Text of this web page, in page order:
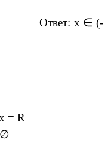
х ∈ (-
∅